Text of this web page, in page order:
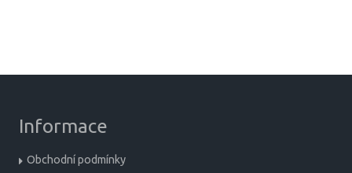
Informace
Obchodní podmínky